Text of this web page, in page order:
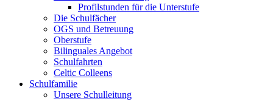
Profilstunden für die Unterstufe
Die Schulfächer
OGS und Betreuung
Oberstufe
Bilinguales Angebot
Schulfahrten
Celtic Colleens
Schulfamilie
Unsere Schulleitung